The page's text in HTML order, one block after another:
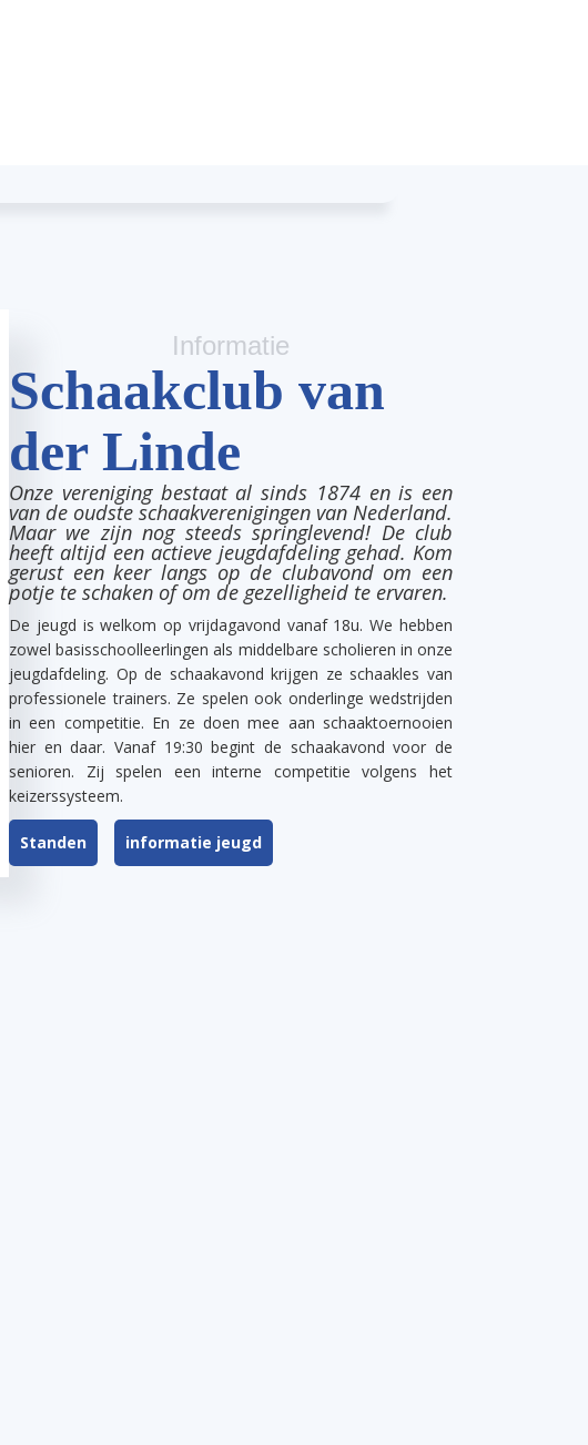
Informatie
Schaakclub van
der Linde
Onze vereniging bestaat al sinds 1874 en is een
van de oudste schaakverenigingen van Nederland.
Maar we zijn nog steeds springlevend! De club
heeft altijd een actieve jeugdafdeling gehad. Kom
gerust een keer langs op de clubavond om een
potje te schaken of om de gezelligheid te ervaren.
De jeugd is welkom op vrijdagavond vanaf 18u. We hebben
zowel basisschoolleerlingen als middelbare scholieren in onze
jeugdafdeling. Op de schaakavond krijgen ze schaakles van
professionele trainers. Ze spelen ook onderlinge wedstrijden
in een competitie. En ze doen mee aan schaaktoernooien
hier en daar. Vanaf 19:30 begint de schaakavond voor de
senioren. Zij spelen een interne competitie volgens het
keizerssysteem.
Standen informatie jeugd